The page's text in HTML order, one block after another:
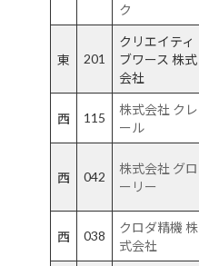
ク
東 201
クリエイティ
ブワース 株式
会社
西 115
株式会社 クレ
ール
西 042
株式会社 グロ
ーリー
西 038
クロダ精機 株
式会社